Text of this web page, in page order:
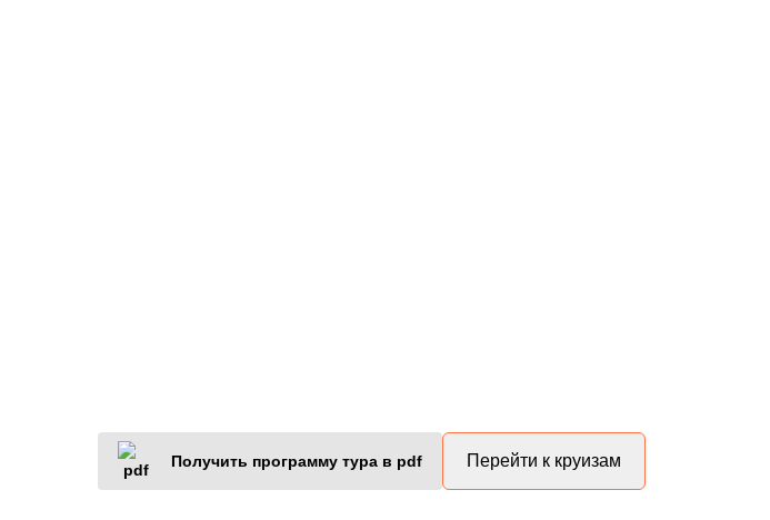
Получить программу тура в pdf Перейти к круизам